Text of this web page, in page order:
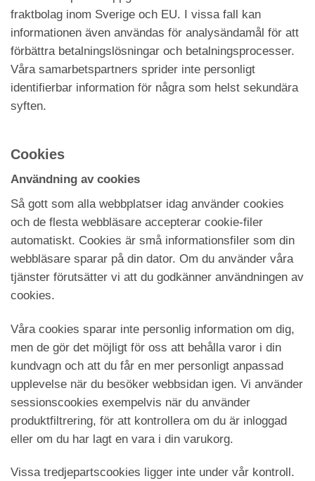
fraktbolag inom Sverige och EU. I vissa fall kan
informationen även användas för analysändamål för att
förbättra betalningslösningar och betalningsprocesser.
Våra samarbetspartners sprider inte personligt
identifierbar information för några som helst sekundära
syften.
Cookies
Användning av cookies
Så gott som alla webbplatser idag använder cookies
och de flesta webbläsare accepterar cookie-filer
automatiskt. Cookies är små informationsfiler som din
webbläsare sparar på din dator. Om du använder våra
tjänster förutsätter vi att du godkänner användningen av
cookies.
Våra cookies sparar inte personlig information om dig,
men de gör det möjligt för oss att behålla varor i din
kundvagn och att du får en mer personligt anpassad
upplevelse när du besöker webbsidan igen. Vi använder
sessionscookies exempelvis när du använder
produktfiltrering, för att kontrollera om du är inloggad
eller om du har lagt en vara i din varukorg.
Vissa tredjepartscookies ligger inte under vår kontroll.